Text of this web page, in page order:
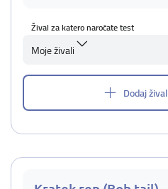
Žival za katero naročate test
Moje živali
Dodaj žival